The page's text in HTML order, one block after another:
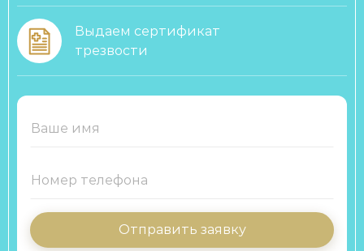
Выдаем сертификат
трезвости
Отправить заявку